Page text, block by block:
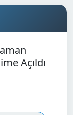
Açıldı